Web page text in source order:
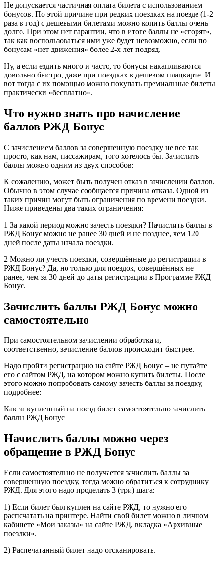
Не допускается частичная оплата билета с использованием
бонусов. По этой причине при редких поездках на поезде (1-2
раза в год) с дешевыми билетами можно копить баллы очень
долго. При этом нет гарантии, что в итоге баллы не «сгорят»,
так как воспользоваться ими уже будет невозможно, если по
бонусам «нет движения» более 2-х лет подряд.
Ну, а если ездить много и часто, то бонусы накапливаются
довольно быстро, даже при поездках в дешевом плацкарте. И
вот тогда с их помощью можно покупать премиальные билеты
практически «бесплатно».
Что нужно знать про начисление
баллов РЖД Бонус
С зачислением баллов за совершенную поездку не все так
просто, как нам, пассажирам, того хотелось бы. Зачислить
баллы можно одним из двух способов:
К сожалению, может быть получен отказ в зачислении баллов.
Обычно в этом случае сообщается причина отказа. Одной из
таких причин могут быть ограничения по времени поездки.
Ниже приведены два таких ограничения:
1 За какой период можно зачесть поездки? Начислить баллы в
РЖД Бонус можно не ранее 30 дней и не позднее, чем 120
дней после даты начала поездки.
2 Можно ли учесть поездки, совершённые до регистрации в
РЖД Бонус? Да, но только для поездок, совершённых не
ранее, чем за 30 дней до даты регистрации в Программе РЖД
Бонус.
Зачислить баллы РЖД Бонус можно
самостоятельно
При самостоятельном зачислении обработка и,
соответственно, зачисление баллов происходит быстрее.
Надо пройти регистрацию на сайте РЖД Бонус – не путайте
его с сайтом РЖД, на котором можно купить билеты. После
этого можно попробовать самому зачесть баллы за поездку,
подробнее:
Как за купленный на поезд билет самостоятельно зачислить
баллы РЖД Бонус
Начислить баллы можно через
обращение в РЖД Бонус
Если самостоятельно не получается зачислить баллы за
совершенную поездку, тогда можно обратиться к сотруднику
РЖД. Для этого надо проделать 3 (три) шага:
1) Если билет был куплен на сайте РЖД, то нужно его
распечатать на принтере. Найти свой билет можно в личном
кабинете «Мои заказы» на сайте РЖД, вкладка «Архивные
поездки».
2) Распечатанный билет надо отсканировать.